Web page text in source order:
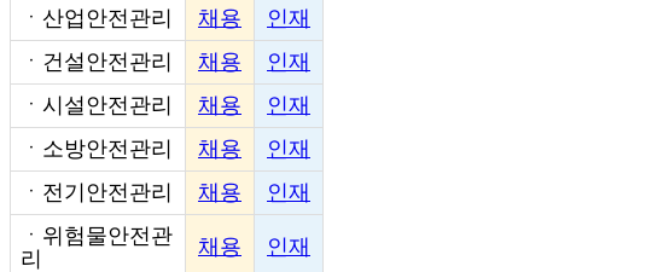
ㆍ 산업안전관리 채용
인재
ㆍ 건설안전관리 채용
인재
ㆍ 시설안전관리 채용
인재
ㆍ 소방안전관리 채용
인재
ㆍ 전기안전관리 채용
인재
ㆍ 위험물안전관
리
채용 인재